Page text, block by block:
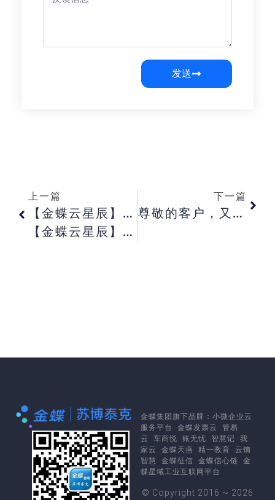
发送
上一篇
【金蝶云星辰】后台门店收款方式设置了“ 赊账” ， 为什么POS 结算界面不显示， 是什么原因？
【金蝶云星辰】后台不同门店设置了不同的收款方式， 门店收的款是放在门店自己的账户吗， POS收款一般多久可以到指定账户？
下一篇
尊敬的客户，又相伴一年！ 春节服务不打烊，苏博泰克为您守护 63161979
金蝶集团旗下品牌： 小微企业云
服务平台
金蝶发票云
管易
云
车商悦 账无忧 智慧记
我
家云
金蝶天燕 精一教育
云镝
智慧
金蝶征信 金蝶信心链
金
蝶星域工业互联网平台
© Copyright 2016 ~ 2026